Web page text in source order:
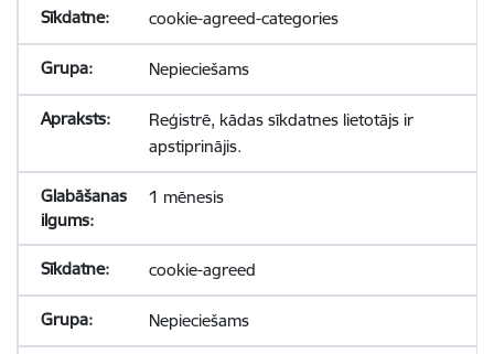
cookie-agreed-categories
Nepieciešams
Reģistrē, kādas sīkdatnes lietotājs ir
apstiprinājis.
1 mēnesis
cookie-agreed
Nepieciešams